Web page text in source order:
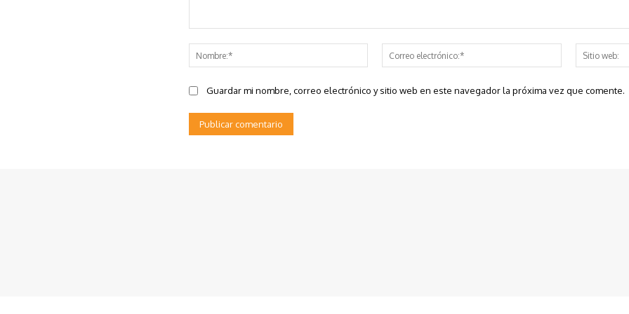
Nombre:*
Correo
electrónico:*
Guardar mi nombre, correo electrónico y sitio web en este navegador la próxima vez que comente.